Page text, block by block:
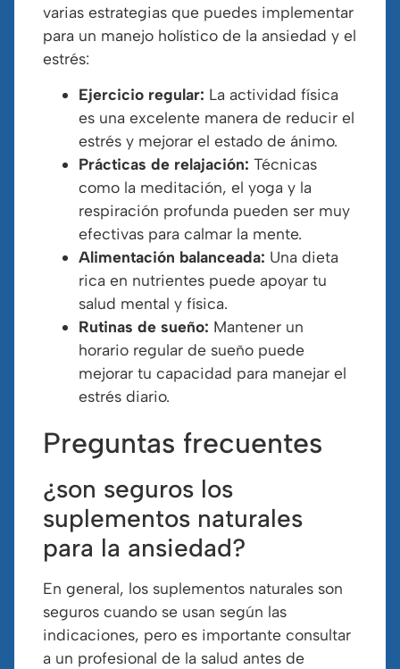
varias estrategias que puedes implementar
para un manejo holístico de la ansiedad y el
estrés:
Ejercicio regular: La actividad física
es una excelente manera de reducir el
estrés y mejorar el estado de ánimo.
Prácticas de relajación: Técnicas
como la meditación, el yoga y la
respiración profunda pueden ser muy
efectivas para calmar la mente.
Alimentación balanceada: Una dieta
rica en nutrientes puede apoyar tu
salud mental y física.
Rutinas de sueño: Mantener un
horario regular de sueño puede
mejorar tu capacidad para manejar el
estrés diario.
Preguntas frecuentes
¿son seguros los
suplementos naturales
para la ansiedad?
En general, los suplementos naturales son
seguros cuando se usan según las
indicaciones, pero es importante consultar
a un profesional de la salud antes de